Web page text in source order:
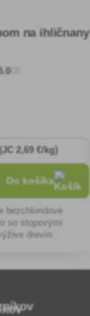
na ihličnany
(3)
Do košíka
bezchloridové
so stopovými
drevín.